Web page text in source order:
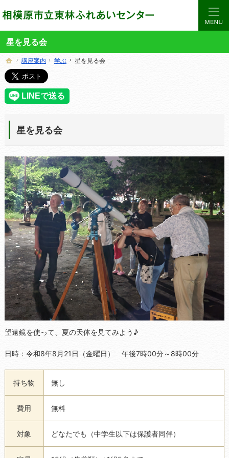
星を見る会
ホーム
講座案内 学ぶ 星を見る会
星を見る会
望遠鏡を使って、夏の天体を見てみよう♪
日時：令和8年8月21日（金曜日） 午後7時00分～8時00分
持ち物 無し
費用 無料
対象 どなたでも（中学生以下は保護者同伴）
ホーム
講座案内 学ぶ 星を見る会